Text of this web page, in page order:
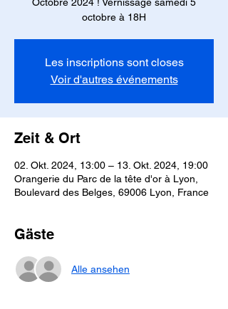
octobre à 18H
Les inscriptions sont closes
Voir d'autres événements
Zeit & Ort
02. Okt. 2024, 13:00 – 13. Okt. 2024, 19:00
Orangerie du Parc de la tête d'or à Lyon,
Boulevard des Belges, 69006 Lyon, France
Gäste
Alle ansehen